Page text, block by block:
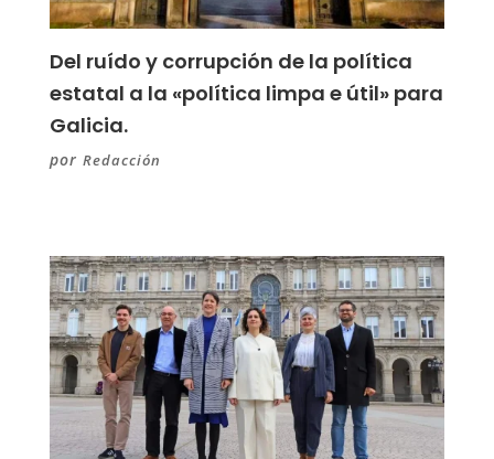
Del ruído y corrupción de la política
estatal a la «política limpa e útil» para
Galicia.
por Redacción